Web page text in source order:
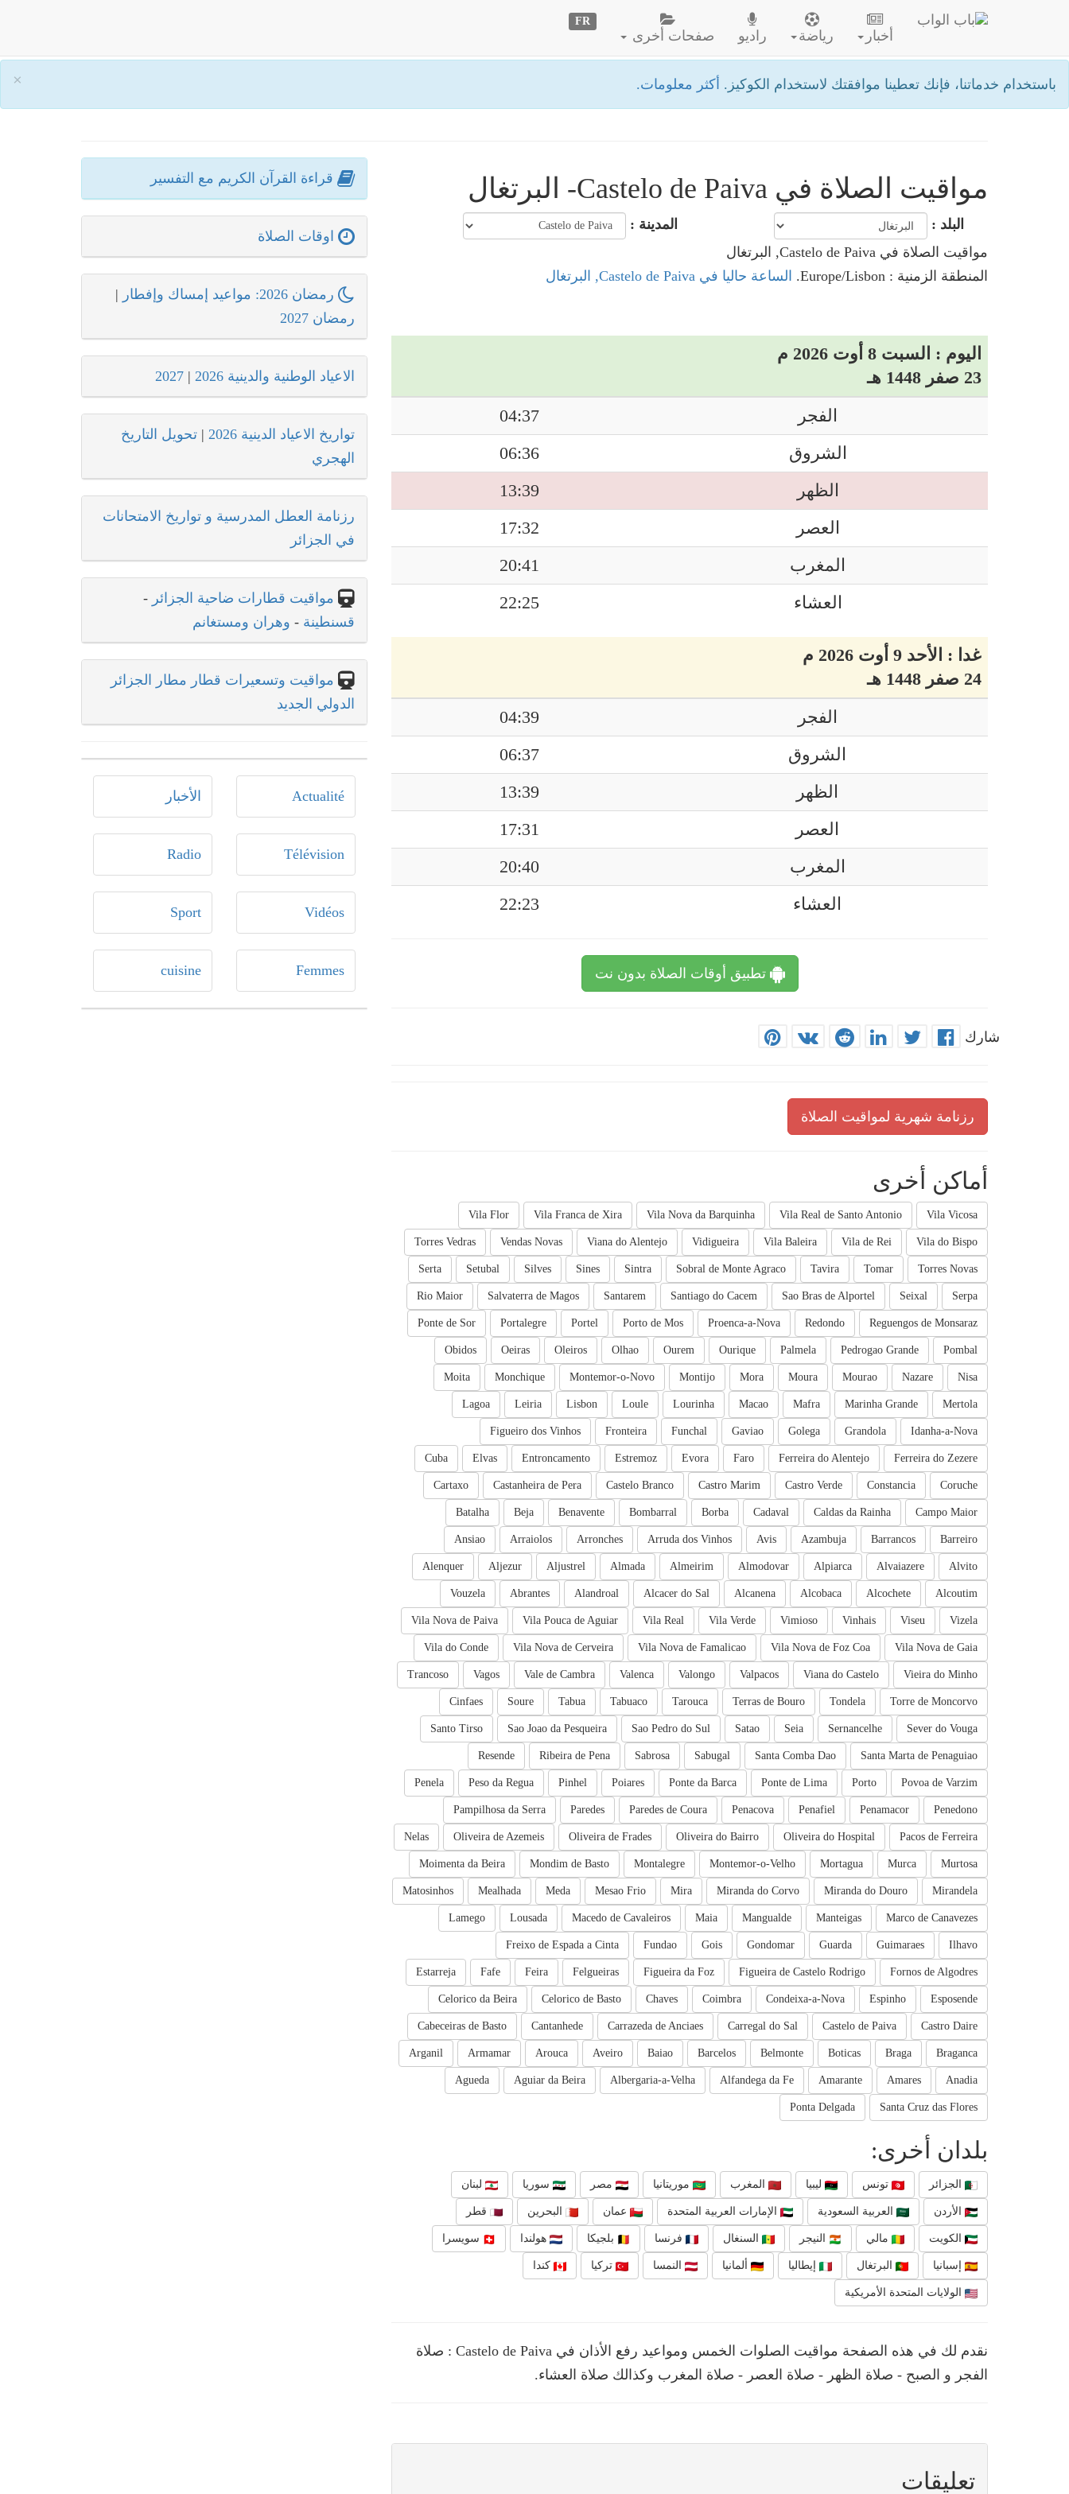
× باستخدام خدماتنا، فإنك تعطينا موافقتك لاستخدام الكوكيز. أكثر معلومات.
أخبار رياضة راديو صفحات أخرى
FR
مواقيت الصلاة في Castelo de Paiva- البرتغال
البلد :
المدينة :
مواقيت الصلاة في Castelo de Paiva, البرتغال
المنطقة الزمنية : Europe/Lisbon.
الساعة حاليا في Castelo de Paiva, البرتغال
اليوم : السبت 8 أوت 2026 م
23 صفر 1448 هـ
الفجر
04:37
الشروق
06:36
الظهر
13:39
العصر
17:32
المغرب
20:41
العشاء
22:25
غدا : الأحد 9 أوت 2026 م
24 صفر 1448 هـ
الفجر
04:39
الشروق
06:37
الظهر
13:39
العصر
17:31
المغرب
20:40
العشاء
22:23
تطبيق أوقات الصلاة بدون نت
شارك
رزنامة شهرية لمواقيت الصلاة
أماكن أخرى
Vila Vicosa
Vila Real de Santo Antonio
Vila Nova da Barquinha
Vila Franca de Xira
Vila Flor
Vila do Bispo
Vila de Rei
Vila Baleira
Vidigueira
Viana do Alentejo
Vendas Novas
Torres Vedras
Torres Novas
Tomar
Tavira
Sobral de Monte Agraco
Sintra
Sines
Silves
Setubal
Serta
Serpa
Seixal
Sao Bras de Alportel
Santiago do Cacem
Santarem
Salvaterra de Magos
Rio Maior
Reguengos de Monsaraz
Redondo
Proenca-a-Nova
Porto de Mos
Portel
Portalegre
Ponte de Sor
Pombal
Pedrogao Grande
Palmela
Ourique
Ourem
Olhao
Oleiros
Oeiras
Obidos
Nisa
Nazare
Mourao
Moura
Mora
Montijo
Montemor-o-Novo
Monchique
Moita
Mertola
Marinha Grande
Mafra
Macao
Lourinha
Loule
Lisbon
Leiria
Lagoa
Idanha-a-Nova
Grandola
Golega
Gaviao
Funchal
Fronteira
Figueiro dos Vinhos
Ferreira do Zezere
Ferreira do Alentejo
Faro
Evora
Estremoz
Entroncamento
Elvas
Cuba
Coruche
Constancia
Castro Verde
Castro Marim
Castelo Branco
Castanheira de Pera
Cartaxo
Campo Maior
Caldas da Rainha
Cadaval
Borba
Bombarral
Benavente
Beja
Batalha
Barreiro
Barrancos
Azambuja
Avis
Arruda dos Vinhos
Arronches
Arraiolos
Ansiao
Alvito
Alvaiazere
Alpiarca
Almodovar
Almeirim
Almada
Aljustrel
Aljezur
Alenquer
Alcoutim
Alcochete
Alcobaca
Alcanena
Alcacer do Sal
Alandroal
Abrantes
Vouzela
Vizela
Viseu
Vinhais
Vimioso
Vila Verde
Vila Real
Vila Pouca de Aguiar
Vila Nova de Paiva
Vila Nova de Gaia
Vila Nova de Foz Coa
Vila Nova de Famalicao
Vila Nova de Cerveira
Vila do Conde
Vieira do Minho
Viana do Castelo
Valpacos
Valongo
Valenca
Vale de Cambra
Vagos
Trancoso
Torre de Moncorvo
Tondela
Terras de Bouro
Tarouca
Tabuaco
Tabua
Soure
Cinfaes
Sever do Vouga
Sernancelhe
Seia
Satao
Sao Pedro do Sul
Sao Joao da Pesqueira
Santo Tirso
Santa Marta de Penaguiao
Santa Comba Dao
Sabugal
Sabrosa
Ribeira de Pena
Resende
Povoa de Varzim
Porto
Ponte de Lima
Ponte da Barca
Poiares
Pinhel
Peso da Regua
Penela
Penedono
Penamacor
Penafiel
Penacova
Paredes de Coura
Paredes
Pampilhosa da Serra
Pacos de Ferreira
Oliveira do Hospital
Oliveira do Bairro
Oliveira de Frades
Oliveira de Azemeis
Nelas
Murtosa
Murca
Mortagua
Montemor-o-Velho
Montalegre
Mondim de Basto
Moimenta da Beira
Mirandela
Miranda do Douro
Miranda do Corvo
Mira
Mesao Frio
Meda
Mealhada
Matosinhos
Marco de Canavezes
Manteigas
Mangualde
Maia
Macedo de Cavaleiros
Lousada
Lamego
Ilhavo
Guimaraes
Guarda
Gondomar
Gois
Fundao
Freixo de Espada a Cinta
Fornos de Algodres
Figueira de Castelo Rodrigo
Figueira da Foz
Felgueiras
Feira
Fafe
Estarreja
Esposende
Espinho
Condeixa-a-Nova
Coimbra
Chaves
Celorico de Basto
Celorico da Beira
Castro Daire
Castelo de Paiva
Carregal do Sal
Carrazeda de Anciaes
Cantanhede
Cabeceiras de Basto
Braganca
Braga
Boticas
Belmonte
Barcelos
Baiao
Aveiro
Arouca
Armamar
Arganil
Anadia
Amares
Amarante
Alfandega da Fe
Albergaria-a-Velha
Aguiar da Beira
Agueda
Santa Cruz das Flores
Ponta Delgada
بلدان أخرى:
الجزائر تونس ليبيا المغرب موريتانيا مصر سوريا لبنان
الأردن العربية السعودية الإمارات العربية المتحدة عمان البحرين قطر
الكويت مالي النيجر السنغال فرنسا بلجيكا هولندا سويسرا
إسبانيا البرتغال إيطاليا ألمانيا النمسا تركيا كندا
الولايات المتحدة الأمريكية
نقدم لك في هذه الصفحة مواقيت الصلوات الخمس ومواعيد رفع الأذان في Castelo de Paiva : صلاة
الفجر و الصبح - صلاة الظهر - صلاة العصر - صلاة المغرب وكذالك صلاة العشاء.
تعليقات
قراءة القرآن الكريم مع التفسير
اوقات الصلاة
رمضان 2026: مواعيد إمساك وإفطار
|
رمضان 2027
الاعياد الوطنية والدينية 2026 |
2027
تواريخ الاعياد الدينية 2026 | تحويل التاريخ
الهجري
رزنامة العطل المدرسية و تواريخ الامتحانات
في الجزائر
مواقيت قطارات ضاحية الجزائر -
قسنطينة - وهران ومستغانم
مواقيت وتسعيرات قطار مطار الجزائر
الدولي الجديد
Actualité الأخبار
Télévision
Radio
Vidéos
Sport
Femmes
cuisine